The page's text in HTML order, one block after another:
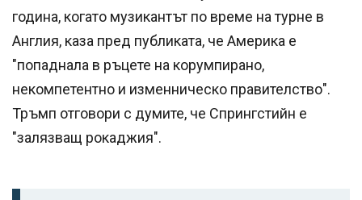
година, когато музикантът по време на турне в
Англия, каза пред публиката, че Америка е
"попаднала в ръцете на корумпирано,
некомпетентно и изменническо правителство".
Тръмп отговори с думите, че Спрингстийн е
"залязващ рокаджия".